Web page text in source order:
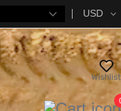
USD
Wishlist